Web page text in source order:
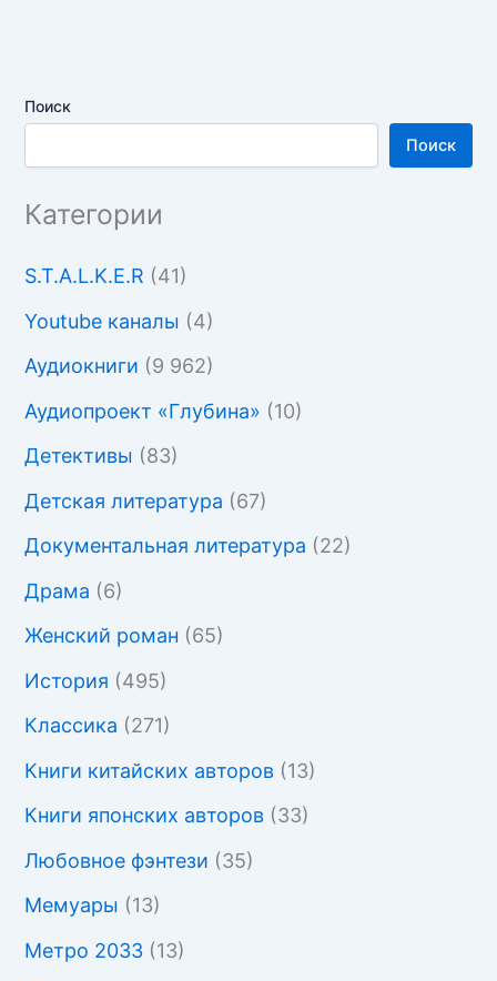
Поиск
Поиск
Категории
S.T.A.L.K.E.R (41)
Youtube каналы (4)
Аудиокниги (9 962)
Аудиопроект «Глубина» (10)
Детективы (83)
Детская литература (67)
Документальная литература (22)
Драма (6)
Женский роман (65)
История (495)
Классика (271)
Книги китайских авторов (13)
Книги японских авторов (33)
Любовное фэнтези (35)
Мемуары (13)
Метро 2033 (13)